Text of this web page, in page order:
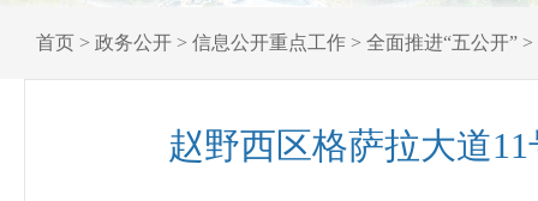
首页 > 政务公开 > 信息公开重点工作 > 全面推进“五公开” >
赵野西区格萨拉大道